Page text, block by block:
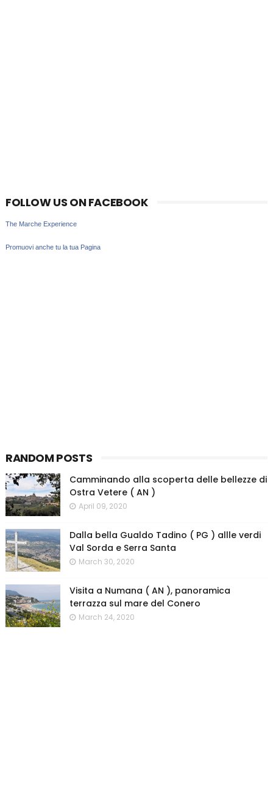
FOLLOW US ON FACEBOOK
The Marche Experience
Promuovi anche tu la tua Pagina
RANDOM POSTS
Camminando alla scoperta delle bellezze di
Ostra Vetere ( AN )
April 09, 2020
Dalla bella Gualdo Tadino ( PG ) allle verdi
Val Sorda e Serra Santa
March 30, 2020
Visita a Numana ( AN ), panoramica
terrazza sul mare del Conero
March 24, 2020